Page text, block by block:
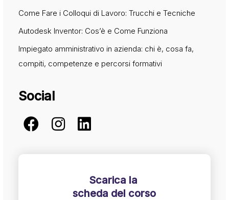
Come Fare i Colloqui di Lavoro: Trucchi e Tecniche
Autodesk Inventor: Cos’è e Come Funziona
Impiegato amministrativo in azienda: chi è, cosa fa,
compiti, competenze e percorsi formativi
Social
Scarica la
scheda del corso